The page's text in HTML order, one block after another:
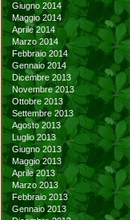
Giugno 2014
Maggio 2014
Aprile 2014
Marzo 2014
Febbraio 2014
Gennaio 2014
Dicembre 2013
Novembre 2013
Ottobre 2013
Settembre 2013
Agosto 2013
Luglio 2013
Giugno 2013
Maggio 2013
Aprile 2013
Marzo 2013
Febbraio 2013
Gennaio 2013